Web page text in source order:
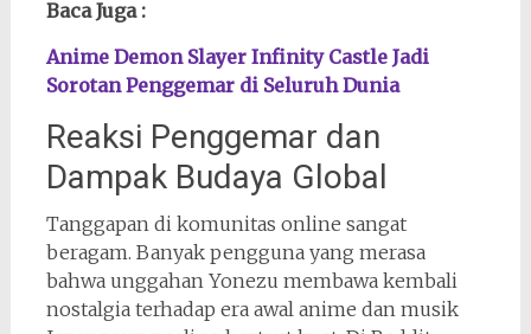
Baca Juga :
Anime Demon Slayer Infinity Castle Jadi
Sorotan Penggemar di Seluruh Dunia
Reaksi Penggemar dan
Dampak Budaya Global
Tanggapan di komunitas online sangat
beragam. Banyak pengguna yang merasa
bahwa unggahan Yonezu membawa kembali
nostalgia terhadap era awal anime dan musik